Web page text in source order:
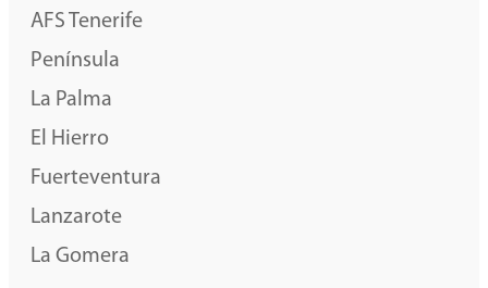
AFS Tenerife
Península
La Palma
El Hierro
Fuerteventura
Lanzarote
La Gomera